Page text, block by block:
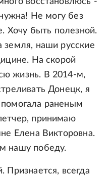
Не могу без
Хочу быть полезной.
наши русские
На скорой
жизнь. В 2014-м,
Донецк, я
раненым
принимаю
Елена Викторовна.
нашу победу.
всегда